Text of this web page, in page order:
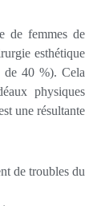
de femmes de
esthétique
de 40 %). Cela
physiques
une résultante
de troubles du